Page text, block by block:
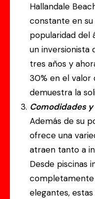
Hallandale
constante en
popularidad del
un inversionista
tres años y
30% en el valor
demuestra la
Comodidades
Además de su
ofrece una
atraen tanto a
Desde piscinas
completamente
elegantes,